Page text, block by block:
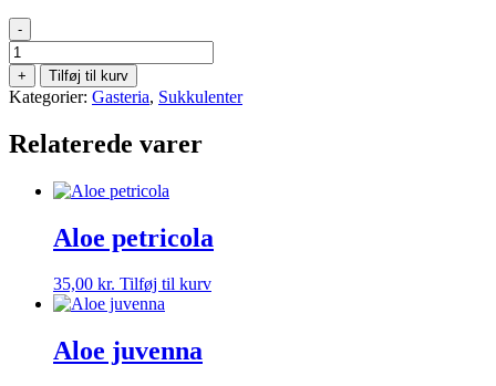
-
Gasteria
glauca,
Kouga
River
+ Tilføj til kurv
Kategorier: Gasteria, Sukkulenter
Relaterede varer
Aloe petricola
35,00 kr. Tilføj til kurv
Aloe juvenna